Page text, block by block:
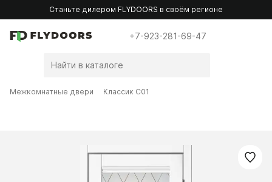
Станьте дилером FLYDOORS в своём регионе
+7-923-281-69-47
Межкомнатные двери Классик C01